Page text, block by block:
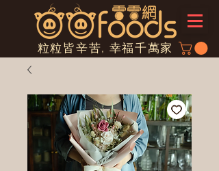
粒粒皆辛苦, 幸福千萬家